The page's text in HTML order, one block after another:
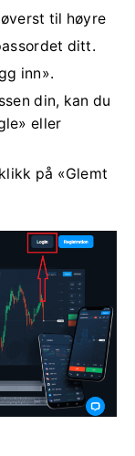
til høyre
ditt.
inn».
din, kan du
eller
på «Glemt